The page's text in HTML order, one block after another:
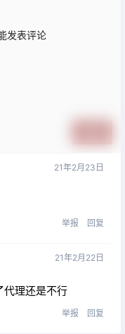
发表评论
21年2月23日
举报 回复
21年2月22日
代理还是不行
举报 回复